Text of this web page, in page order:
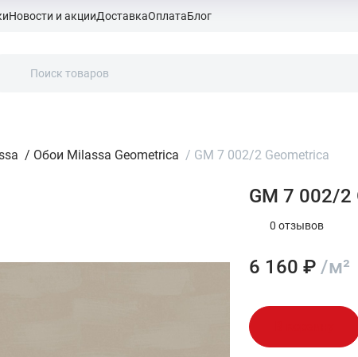
Новости и акцииДоставкаОплатаБлог
/ Обои Milassa Geometrica / GM 7 002/2 Geometrica
GM 7 002/2
0 отзывов
6 160 ₽ /м²